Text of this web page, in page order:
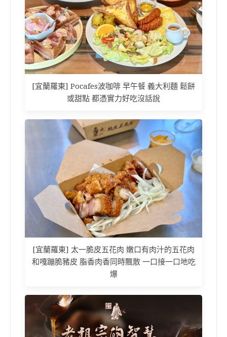
[宜蘭羅東] Pocafes波咖啡 早午餐 義大利麵 鬆餅
或甜點 都憑實力好吃沒話說
[宜蘭羅東] 太一脆皮五花肉 嫩口有肉汁的五花肉
和嘎蹦脆豬皮 脂香肉香同時飄散 一口接一口地吃
爆